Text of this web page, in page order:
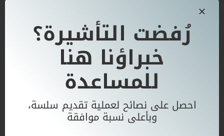
رُفضت التأشيرة؟
خبراؤنا هنا
للمساعدة
احصل على نصائح لعملية تقديم سلسة،
وبأعلى نسبة موافقة